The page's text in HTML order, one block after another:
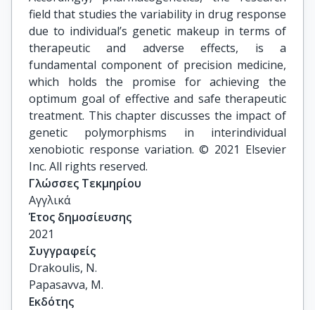
field that studies the variability in drug response
due to individual’s genetic makeup in terms of
therapeutic and adverse effects, is a
fundamental component of precision medicine,
which holds the promise for achieving the
optimum goal of effective and safe therapeutic
treatment. This chapter discusses the impact of
genetic polymorphisms in interindividual
xenobiotic response variation. © 2021 Elsevier
Inc. All rights reserved.
Γλώσσες Τεκμηρίου
Αγγλικά
Έτος δημοσίευσης
2021
Συγγραφείς
Drakoulis, N.
Papasavva, M.
Εκδότης